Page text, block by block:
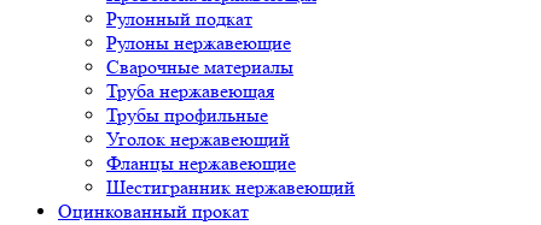
Рулонный подкат
Рулоны нержавеющие
Сварочные материалы
Труба нержавеющая
Трубы профильные
Уголок нержавеющий
Фланцы нержавеющие
Шестигранник нержавеющий
Оцинкованный прокат